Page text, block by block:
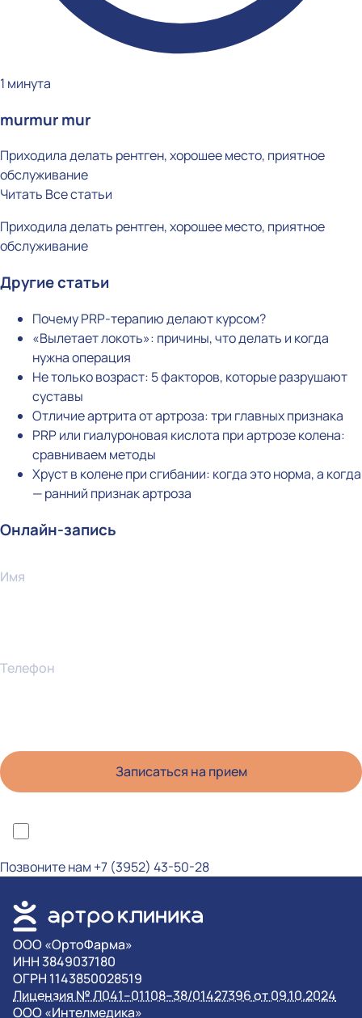
1 минута
murmur mur
Приходила делать рентген, хорошее место, приятное
обслуживание
Читать Все статьи
Приходила делать рентген, хорошее место, приятное
обслуживание
Другие статьи
Почему PRP-терапию делают курсом?
«Вылетает локоть»: причины, что делать и когда
нужна операция
Не только возраст: 5 факторов, которые разрушают
суставы
Отличие артрита от артроза: три главных признака
PRP или гиалуроновая кислота при артрозе колена:
сравниваем методы
Хруст в колене при сгибании: когда это норма, а когда
— ранний признак артроза
Онлайн-запись
Имя
Телефон
Позвоните нам +7 (3952) 43-50-28
OOO «ОртоФарма»
ИНН 3849037180
ОГРН 1143850028519
Лицензия № Л041–01108–38/01427396 от 09.10.2024
OOO «Интелмедика»